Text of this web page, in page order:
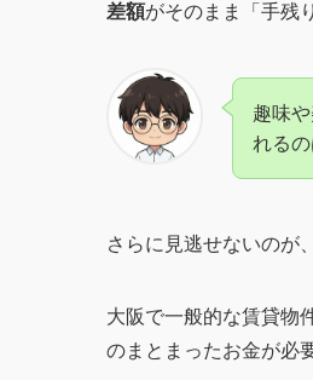
差額がそのまま「手残
趣味
れる
さらに見逃せないのが
大阪で一般的な賃貸物
のまとまったお金が必